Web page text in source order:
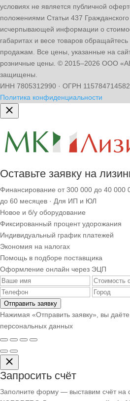
условиях не является публичной
положениями Статьи 437
исчерпывающей информации о
габаритах и весе товаров
продажам. Все цены, указанные на
розничные цены. © 2015–2026 ООО
защищены.
ИНН 7805312990 · ОГРН
Политика конфиденциальности
Оставьте заявку на
Финансирование от 300 000 до 40 000
до 60 месяцев · Для ИП и ЮЛ
Новое и б/у оборудование
Фиксированный процент удорожания
Индивидуальный график платежей
Экономия на налогах
Помощь в подборе поставщика
Оформление онлайн через ЭЦП
Отправить заявку
Нажимая «Отправить заявку», вы
персональных данных
Запросить счёт
Заполните форму — выставим счёт на